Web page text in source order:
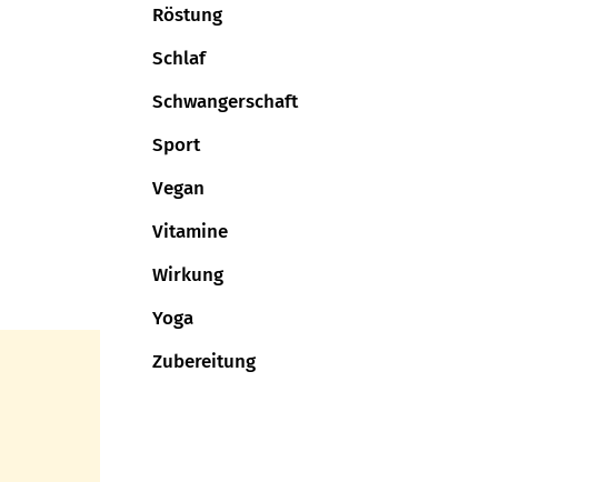
Röstung
Schlaf
Schwangerschaft
Sport
Vegan
Vitamine
Wirkung
Yoga
Zubereitung